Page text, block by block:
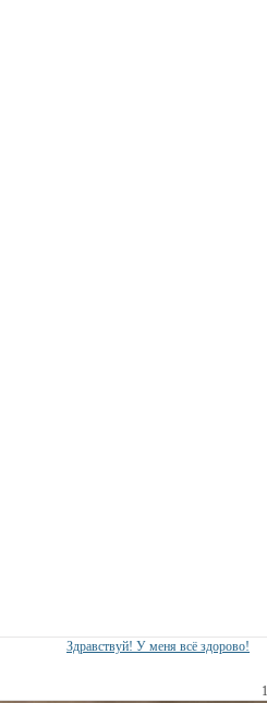
Здравствуй! У меня всё здорово!